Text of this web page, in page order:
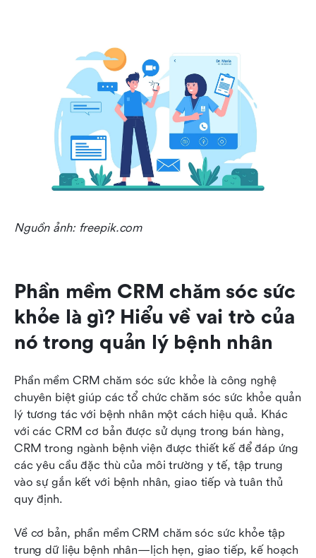
Nguồn ảnh: freepik.com
Phần mềm CRM chăm sóc sức
khỏe là gì? Hiểu về vai trò của
nó trong quản lý bệnh nhân
Phần mềm CRM chăm sóc sức khỏe là công nghệ
chuyên biệt giúp các tổ chức chăm sóc sức khỏe quản
lý tương tác với bệnh nhân một cách hiệu quả. Khác
với các CRM cơ bản được sử dụng trong bán hàng,
CRM trong ngành bệnh viện được thiết kế để đáp ứng
các yêu cầu đặc thù của môi trường y tế, tập trung
vào sự gắn kết với bệnh nhân, giao tiếp và tuân thủ
quy định.
Về cơ bản, phần mềm CRM chăm sóc sức khỏe tập
trung dữ liệu bệnh nhân—lịch hẹn, giao tiếp, kế hoạch